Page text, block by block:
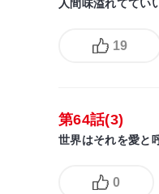
人間味溢れててい
19
第64話(3)
世界はそれを愛と
0